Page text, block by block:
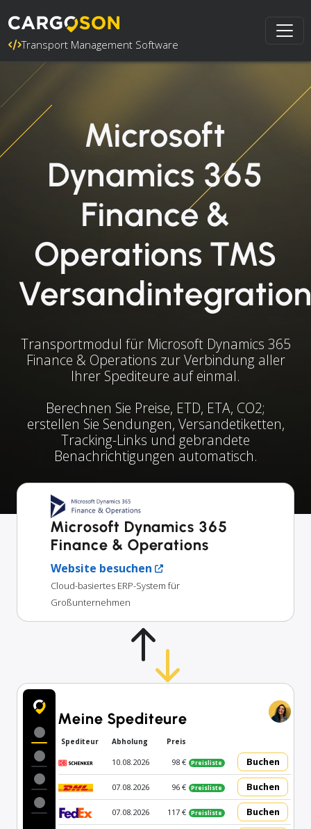
Transport Management Software
Microsoft
Dynamics 365
Finance &
Operations TMS
Transportmodul für Microsoft Dynamics 365
Finance & Operations zur Verbindung aller
Ihrer Spediteure auf einmal.
Berechnen Sie Preise, ETD, ETA, CO2;
erstellen Sie Sendungen, Versandetiketten,
Tracking-Links und gebrandete
Benachrichtigungen automatisch.
Microsoft Dynamics 365
Finance & Operations
Website besuchen
Cloud-basiertes ERP-System für
Großunternehmen
Meine Spediteure
Spediteur Abholung Preis
10.08.2026 98 € Preisliste Buchen
07.08.2026 96 € Preisliste Buchen
07.08.2026 117 € Preisliste Buchen